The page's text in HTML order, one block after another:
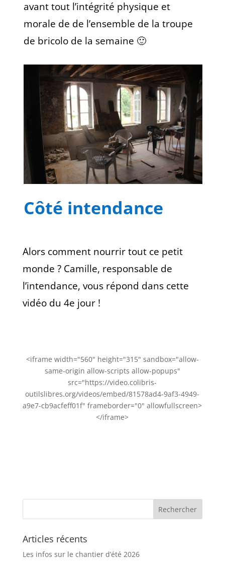
avant tout l’intégrité physique et
morale de de l’ensemble de la troupe
de bricolo de la semaine 🙂
Côté intendance
Alors comment nourrir tout ce petit
monde ? Camille, responsable de
l’intendance, vous répond dans cette
vidéo du 4e jour !
<iframe width="560" height="315" sandbox="allow-
same-origin allow-scripts allow-popups"
src="https://video.colibris-
outilslibres.org/videos/embed/81578ad4-9af3-4949-
a9e7-cb9acfeff01f" frameborder="0" allowfullscreen>
</iframe>
Articles récents
Les infos sur le chantier d’été 2026